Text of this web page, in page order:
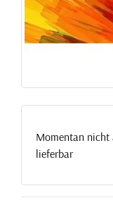
Momentan nicht
lieferbar